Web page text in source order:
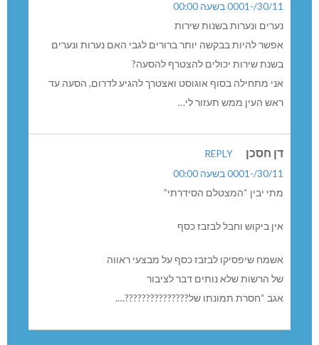
30/11/-0001 בשעה 00:00
נערים ונערות בשנות שירות
אפשר להיות בבקשה יותר ברורים לגבי האם נערות ונערים
בשנת שירות יכולים להצטרף להסעה?
אני מתחילה בסוף אוגוסט ואצטרך להגיע לדרום, הסעה עד
ראש העין ממש תעזור לי…
דן חסכן
REPLY
30/11/-0001 בשעה 00:00
מתי יבין “המצטלם הסידרתי”
אין ביקוש וחבל לבזבז כסף
אשמח שיפסיקו לבזבז כסף על מבצעי ראווה
של הרשות שלא נותים דבר לציבור
אגב “חסרת תמונתו של???????????????….